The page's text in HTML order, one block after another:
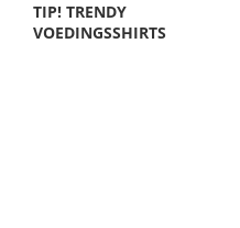
TIP! TRENDY
VOEDINGSSHIRTS